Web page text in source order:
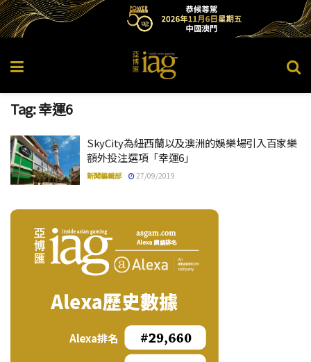
Tag:幸運6
SkyCity為紐西蘭以及澳洲的娛樂場引入百家樂
額外投注選項「幸運6」
新聞編輯部 27/09/2019